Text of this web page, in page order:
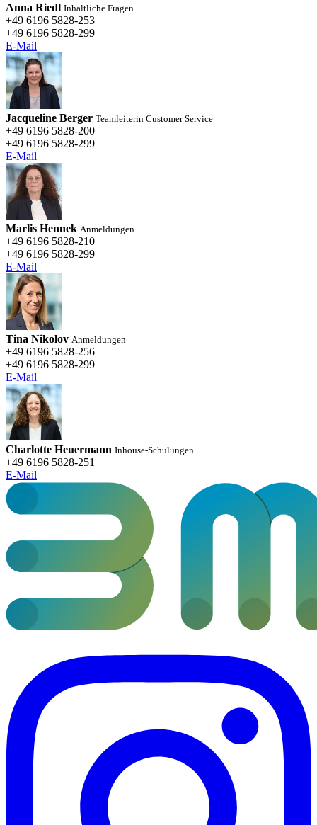
Anna Riedl Inhaltliche Fragen
+49 6196 5828-253
+49 6196 5828-299
E-Mail
Jacqueline Berger Teamleiterin Customer Service
+49 6196 5828-200
+49 6196 5828-299
E-Mail
Marlis Hennek Anmeldungen
+49 6196 5828-210
+49 6196 5828-299
E-Mail
Tina Nikolov Anmeldungen
+49 6196 5828-256
+49 6196 5828-299
E-Mail
Charlotte Heuermann Inhouse-Schulungen
+49 6196 5828-251
E-Mail